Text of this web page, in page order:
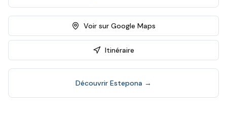
Voir sur Google Maps
Itinéraire
Découvrir Estepona →